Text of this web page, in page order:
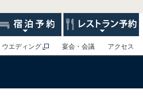
ウエディング 宴会・会議 アクセス